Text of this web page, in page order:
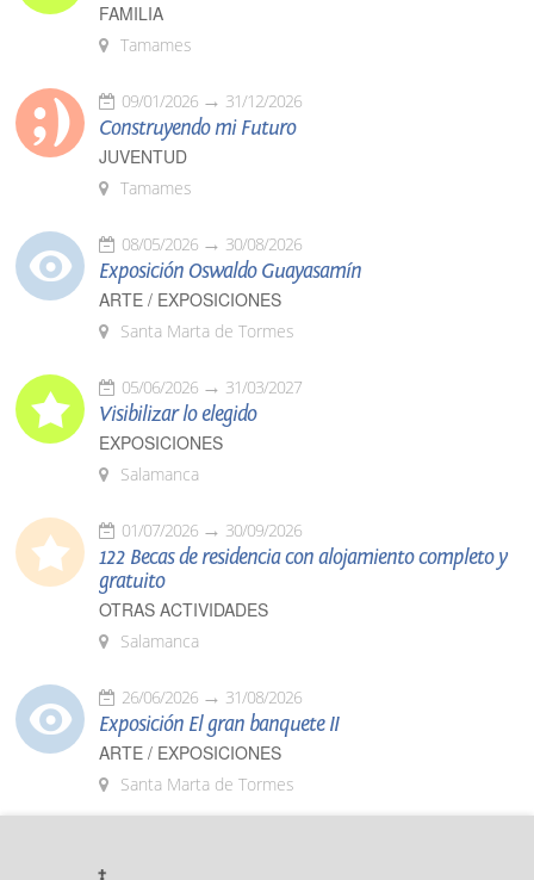
FAMILIA
Tamames
09/01/2026 31/12/2026
Construyendo mi Futuro
JUVENTUD
Tamames
08/05/2026 30/08/2026
Exposición Oswaldo Guayasamín
ARTE / EXPOSICIONES
Santa Marta de Tormes
05/06/2026 31/03/2027
Visibilizar lo elegido
EXPOSICIONES
Salamanca
01/07/2026 30/09/2026
122 Becas de residencia con alojamiento completo y
gratuito
OTRAS ACTIVIDADES
Salamanca
26/06/2026 31/08/2026
Exposición El gran banquete II
ARTE / EXPOSICIONES
Santa Marta de Tormes